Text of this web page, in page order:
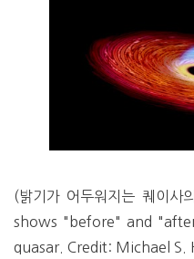
(밝기가 어두워지는 퀘이
shows "before" and
quasar. Credit: Michael S.